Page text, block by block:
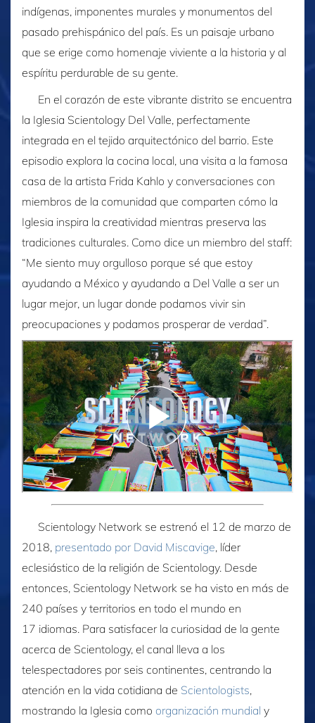
indígenas, imponentes murales y monumentos del
pasado prehispánico del país. Es un paisaje urbano
que se erige como homenaje viviente a la historia y al
espíritu perdurable de su gente.
En el corazón de este vibrante distrito se encuentra
la Iglesia Scientology Del Valle, perfectamente
integrada en el tejido arquitectónico del barrio. Este
episodio explora la cocina local, una visita a la famosa
casa de la artista Frida Kahlo y conversaciones con
miembros de la comunidad que comparten cómo la
Iglesia inspira la creatividad mientras preserva las
tradiciones culturales. Como dice un miembro del staff:
“Me siento muy orgulloso porque sé que estoy
ayudando a México y ayudando a Del Valle a ser un
lugar mejor, un lugar donde podamos vivir sin
preocupaciones y podamos prosperar de verdad”.
Scientology Network se estrenó el 12 de marzo de
2018, presentado por David Miscavige, líder
eclesiástico de la religión de Scientology. Desde
entonces, Scientology Network se ha visto en más de
240 países y territorios en todo el mundo en
17 idiomas. Para satisfacer la curiosidad de la gente
acerca de Scientology, el canal lleva a los
telespectadores por seis continentes, centrando la
atención en la vida cotidiana de Scientologists,
mostrando la Iglesia como organización mundial y